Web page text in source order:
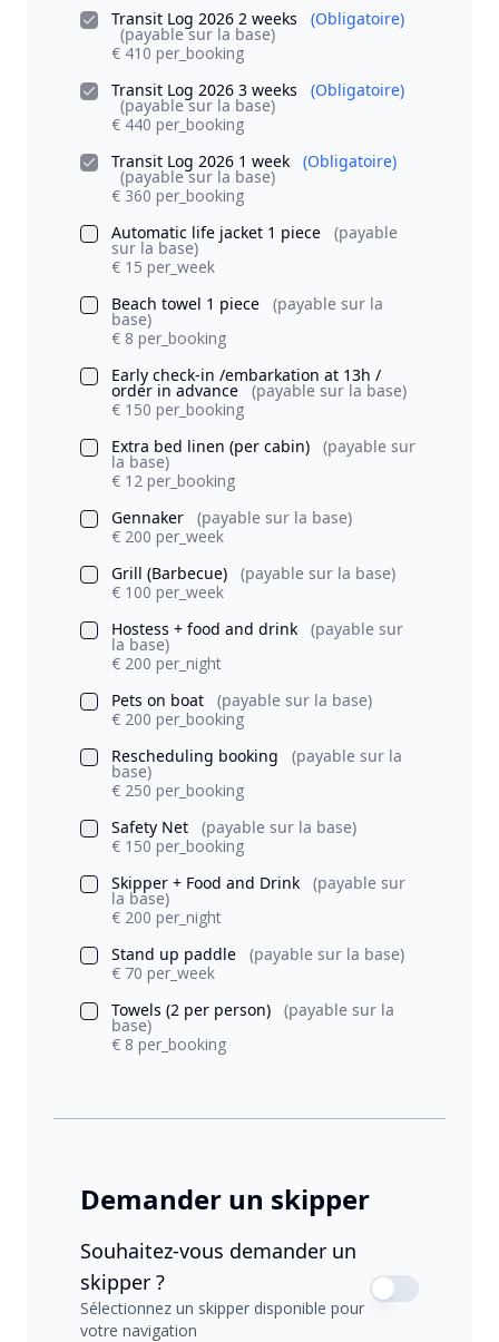
Transit Log 2026 2 weeks (Obligatoire)
(payable sur la base)
€ 410 per_booking
Transit Log 2026 3 weeks
(Obligatoire)
(payable sur la base)
€ 440 per_booking
Transit Log 2026 1 week
(Obligatoire)
(payable sur la base)
€ 360 per_booking
Automatic life jacket 1 piece
(payable
sur la base)
€ 15 per_week
Beach towel 1 piece
(payable sur la
base)
€ 8 per_booking
Early check-in /embarkation at 13h /
order in advance
(payable sur la base)
€ 150 per_booking
Extra bed linen (per cabin)
(payable sur
la base)
€ 12 per_booking
Gennaker
(payable sur la base)
€ 200 per_week
Grill (Barbecue)
(payable sur la base)
€ 100 per_week
Hostess + food and drink
(payable sur
la base)
€ 200 per_night
Pets on boat
(payable sur la base)
€ 200 per_booking
Rescheduling booking
(payable sur la
base)
€ 250 per_booking
Safety Net
(payable sur la base)
€ 150 per_booking
Skipper + Food and Drink
(payable sur
la base)
€ 200 per_night
Stand up paddle
(payable sur la base)
€ 70 per_week
Towels (2 per person)
(payable sur la
base)
€ 8 per_booking
Demander un skipper
Souhaitez-vous demander un
skipper ?
Sélectionnez un skipper disponible pour
votre navigation